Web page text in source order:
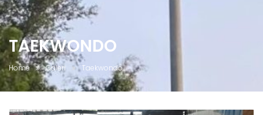
TAEKWONDO
Home Galeri Taekwondo